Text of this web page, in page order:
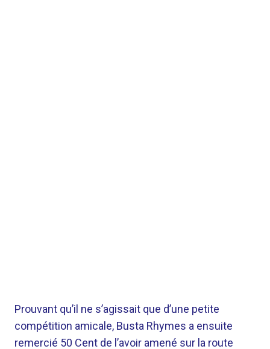
Prouvant qu’il ne s’agissait que d’une petite
compétition amicale, Busta Rhymes a ensuite
remercié 50 Cent de l’avoir amené sur la route